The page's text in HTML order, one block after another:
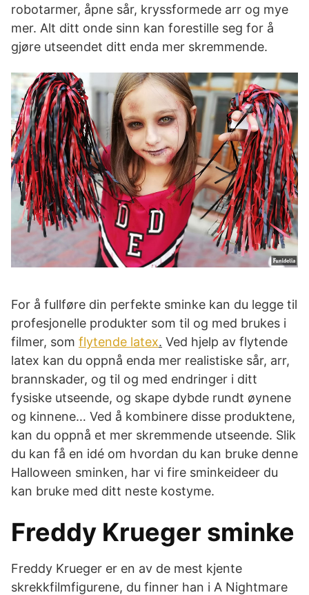
robotarmer, åpne sår, kryssformede arr og mye
mer. Alt ditt onde sinn kan forestille seg for å
gjøre utseendet ditt enda mer skremmende.
For å fullføre din perfekte sminke kan du legge til
profesjonelle produkter som til og med brukes i
filmer, som flytende latex. Ved hjelp av flytende
latex kan du oppnå enda mer realistiske sår, arr,
brannskader, og til og med endringer i ditt
fysiske utseende, og skape dybde rundt øynene
og kinnene… Ved å kombinere disse produktene,
kan du oppnå et mer skremmende utseende. Slik
du kan få en idé om hvordan du kan bruke denne
Halloween sminken, har vi fire sminkeideer du
kan bruke med ditt neste kostyme.
Freddy Krueger sminke
Freddy Krueger er en av de mest kjente
skrekkfilmfigurene, du finner han i A Nightmare